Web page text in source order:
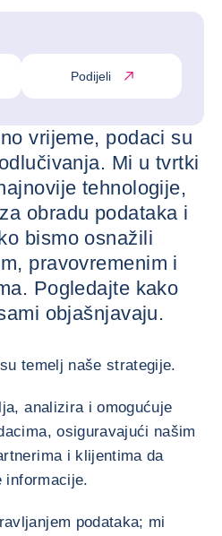
Podijeli
vrijeme, podaci su
Mi u tvrtki
tehnologije,
obradu podataka i
bismo osnažili
pravovremenim i
Pogledajte kako
objašnjavaju.
temelj naše strategije.
analizira i omogućuje
osiguravajući našim
i klijentima da
informacije.
podataka; mi